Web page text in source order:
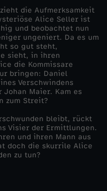
die Aufmerksamkeit
Alice Seller ist
und beobachtet nun
ungeniert. Da es um
so gut steht,
sieht, in ihren
die Kommissare
bringen: Daniel
Verschwindens
Johan Maier. Kam es
zum Streit?
bleibt, rückt
Visier der Ermittlungen.
und ihren Mann aus
doch die skurrile Alice
zu tun?